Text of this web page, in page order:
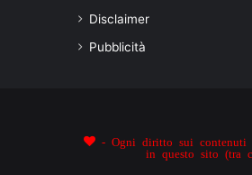
Disclaimer
Pubblicità
- Ogni diritto sui contenuti
in questo sito (tra